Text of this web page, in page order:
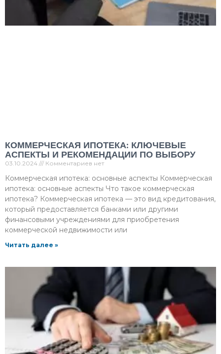
КОММЕРЧЕСКАЯ ИПОТЕКА: КЛЮЧЕВЫЕ
АСПЕКТЫ И РЕКОМЕНДАЦИИ ПО ВЫБОРУ
03.10.2024 Комментариев нет
Коммерческая ипотека: основные аспекты Коммерческая
ипотека: основные аспекты Что такое коммерческая
ипотека? Коммерческая ипотека — это вид кредитования,
который предоставляется банками или другими
финансовыми учреждениями для приобретения
коммерческой недвижимости или
Читать далее »